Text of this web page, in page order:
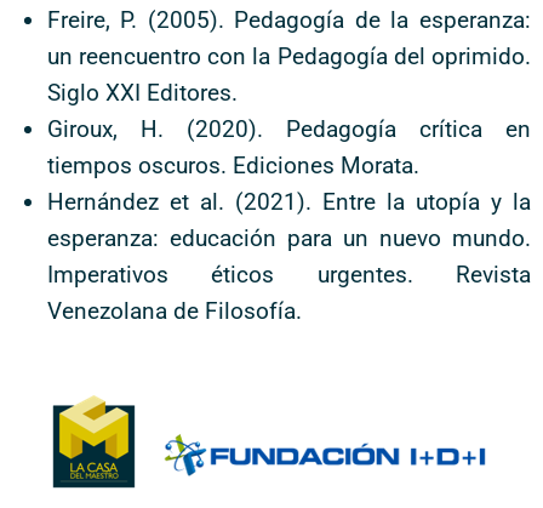
Freire, P. (2005). Pedagogía de la esperanza:
un reencuentro con la Pedagogía del oprimido.
Siglo XXI Editores.
Giroux, H. (2020). Pedagogía crítica en
tiempos oscuros. Ediciones Morata.
Hernández et al. (2021). Entre la utopía y la
esperanza: educación para un nuevo mundo.
Imperativos éticos urgentes. Revista
Venezolana de Filosofía.